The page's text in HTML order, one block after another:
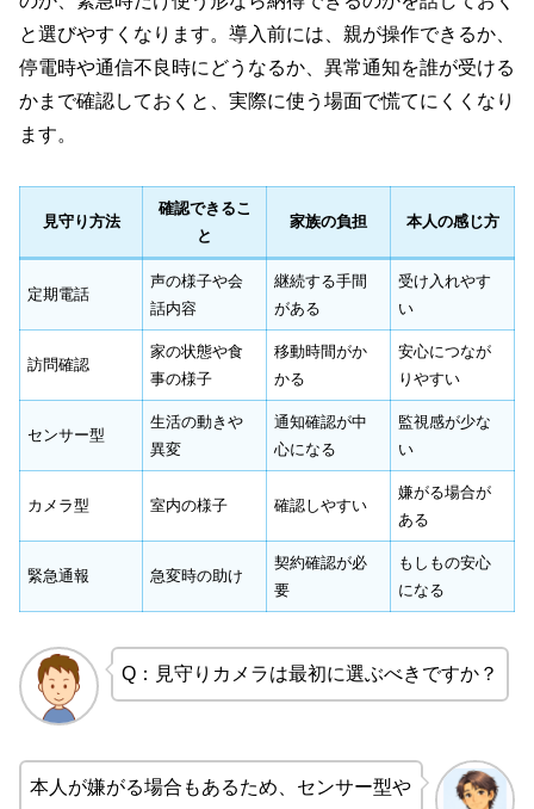
と選びやすくなります。導入前には、親が操作できるか、
停電時や通信不良時にどうなるか、異常通知を誰が受ける
かまで確認しておくと、実際に使う場面で慌てにくくなり
ます。
見守り方法
確認できるこ
と
家族の負担 本人の感じ方
定期電話
声の様子や会
話内容
継続する手間
がある
受け入れやす
い
訪問確認
家の状態や食
事の様子
移動時間がか
かる
安心につなが
りやすい
センサー型
生活の動きや
異変
通知確認が中
心になる
監視感が少な
い
カメラ型 室内の様子 確認しやすい
嫌がる場合が
ある
緊急通報 急変時の助け
契約確認が必
要
もしもの安心
になる
Q：見守りカメラは最初に選ぶべきですか？
本人が嫌がる場合もあるため、センサー型や